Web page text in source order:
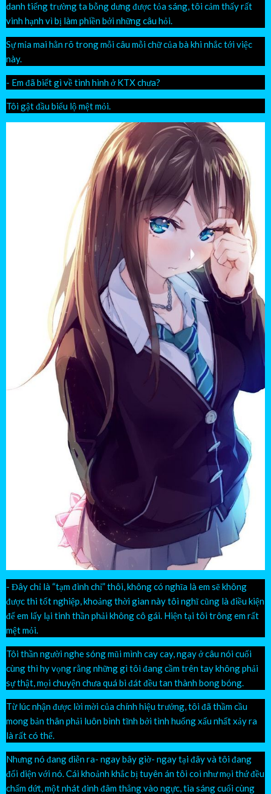
danh tiếng trường ta bỗng dưng được tỏa sáng, tôi cảm thấy rất
vinh hạnh vì bị làm phiền bởi những câu hỏi.
Sự mỉa mai hằn rõ trong mỗi câu mỗi chữ của bà khi nhắc tới việc
này.
- Em đã biết gì về tình hình ở KTX chưa?
Tôi gật đầu biểu lộ mệt mỏi.
- Đây chỉ là “tạm đình chỉ” thôi, không có nghĩa là em sẽ không
được thi tốt nghiệp, khoảng thời gian này tôi nghĩ cũng là điều kiện
để em lấy lại tinh thần phải không cô gái. Hiện tại tôi trông em rất
mệt mỏi.
Tôi thần người nghe sóng mũi mình cay cay, ngay ở câu nói cuối
cùng thì hy vọng rằng những gì tôi đang cầm trên tay không phải
sự thật, mọi chuyện chưa quá bi đát đều tan thành bong bóng.
Từ lúc nhận được lời mời của chính hiệu trưởng, tôi đã thầm cầu
mong bản thân phải luôn bình tĩnh bởi tình huống xấu nhất xảy ra
là rất có thể.
Nhưng nó đang diễn ra- ngay bây giờ- ngay tại đây và tôi đang
đối diện với nó. Cái khoảnh khắc bị tuyên án tôi coi như mọi thứ đều
chấm dứt, một nhát đinh đâm thẳng vào ngực, tia sáng cuối cùng